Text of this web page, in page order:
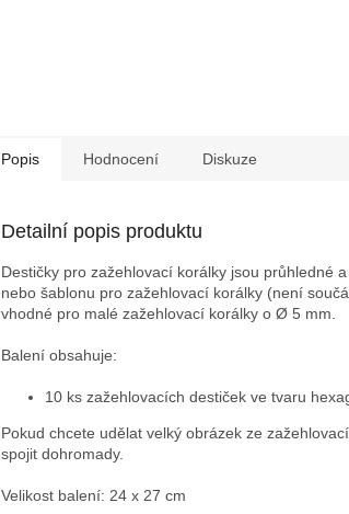
Popis Hodnocení Diskuze
Detailní popis produktu
Destičky pro zažehlovací korálky jsou průhledné
nebo šablonu pro zažehlovací korálky (není
vhodné pro malé zažehlovací korálky o Ø 5 mm.
Balení obsahuje:
10 ks zažehlovacích destiček ve tvaru
Pokud chcete udělat velký obrázek ze
spojit dohromady.
Velikost balení: 24 x 27 cm